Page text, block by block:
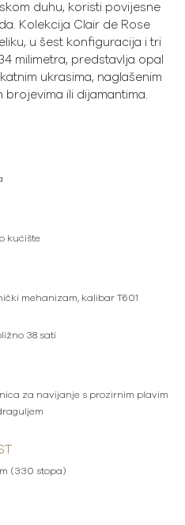
duhu, koristi povijesne
Kolekcija Clair de Rose
u šest konfiguracija i tri
milimetra, predstavlja opal
ukrasima, naglašenim
brojevima ili dijamantima.
kućište
mehanizam, kalibar T601
38 sati
za navijanje s prozirnim plavim
(330 stopa)